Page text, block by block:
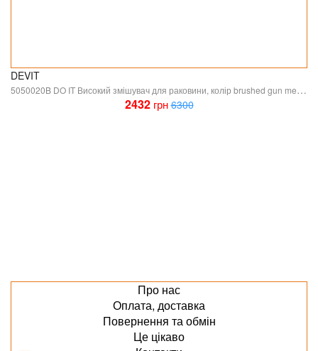
DEVIT
5050020B DO IT Високий змішувач для раковини, колір brushed gun metal (1 сорт)
2432грн6300
Про нас
Оплата, доставка
Повернення та обмін
Це цікаво